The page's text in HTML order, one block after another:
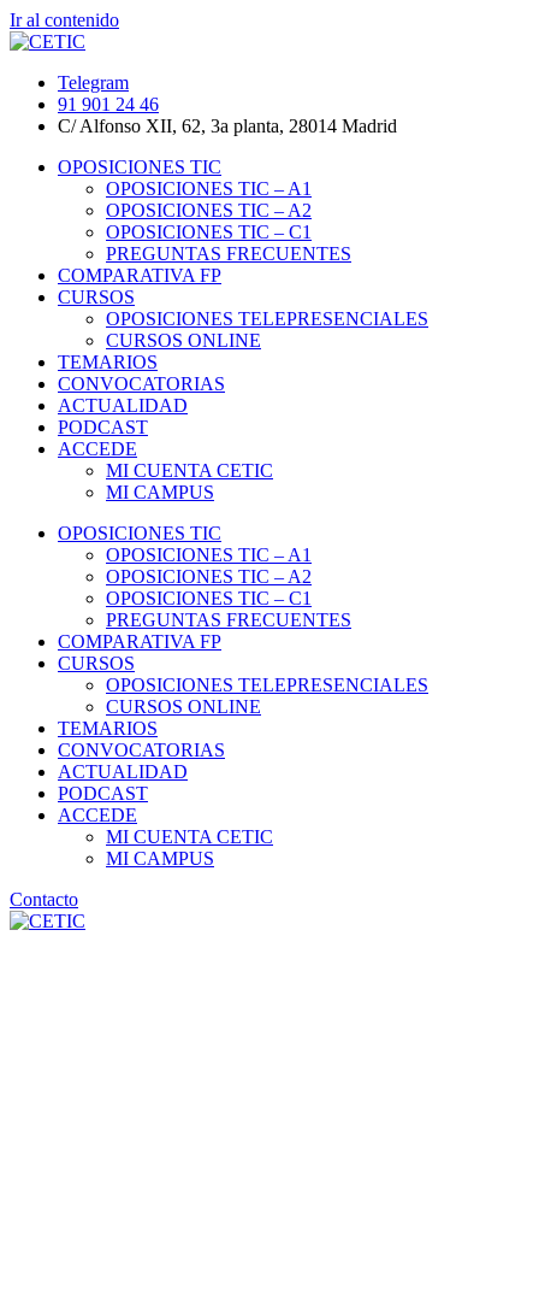
Ir al contenido
Telegram
91 901 24 46
C/ Alfonso XII, 62, 3a planta, 28014 Madrid
OPOSICIONES TIC
OPOSICIONES TIC – A1
OPOSICIONES TIC – A2
OPOSICIONES TIC – C1
PREGUNTAS FRECUENTES
COMPARATIVA FP
CURSOS
OPOSICIONES TELEPRESENCIALES
CURSOS ONLINE
TEMARIOS
CONVOCATORIAS
ACTUALIDAD
PODCAST
ACCEDE
MI CUENTA CETIC
MI CAMPUS
OPOSICIONES TIC
OPOSICIONES TIC – A1
OPOSICIONES TIC – A2
OPOSICIONES TIC – C1
PREGUNTAS FRECUENTES
COMPARATIVA FP
CURSOS
OPOSICIONES TELEPRESENCIALES
CURSOS ONLINE
TEMARIOS
CONVOCATORIAS
ACTUALIDAD
PODCAST
ACCEDE
MI CUENTA CETIC
MI CAMPUS
Contacto